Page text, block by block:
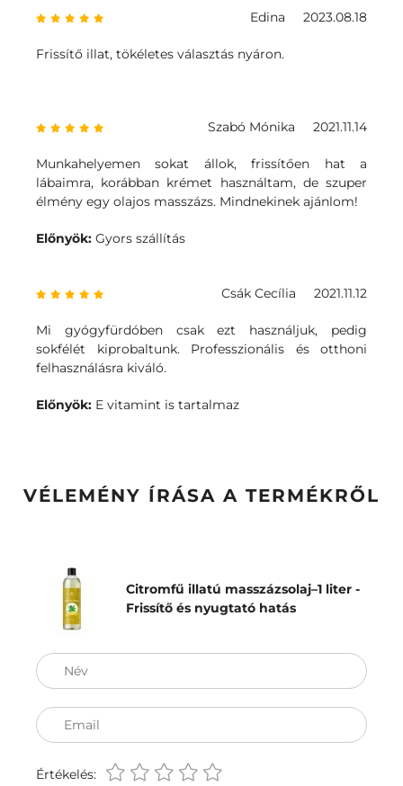
Edina 2023.08.18
Frissítő illat, tökéletes választás nyáron.
Szabó Mónika 2021.11.14
Munkahelyemen sokat állok, frissítően hat a
lábaimra, korábban krémet használtam, de szuper
élmény egy olajos masszázs. Mindnekinek ajánlom!
Előnyök: Gyors szállítás
Csák Cecília 2021.11.12
Mi gyógyfürdóben csak ezt használjuk, pedig
sokfélét kiprobaltunk. Professzionális és otthoni
felhasználásra kiváló.
Előnyök: E vitamint is tartalmaz
VÉLEMÉNY ÍRÁSA A TERMÉKRŐL
Citromfű illatú masszázsolaj–1 liter -
Frissítő és nyugtató hatás
Név
Email
Értékelés: